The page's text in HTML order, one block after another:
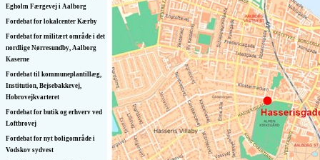
Egholm Færgevej i Aalborg
Fordebat for lokalcenter Kærby
Fordebat for militært område i det
nordlige Nørresundby, Aalborg
Kaserne
Fordebat til kommuneplantillæg,
Institution, Bejsebakkevej,
Hobrovejkvarteret
Fordebat for butik og erhverv ved
Loftbrovej
Fordebat for nyt boligområde i
Vodskov sydvest